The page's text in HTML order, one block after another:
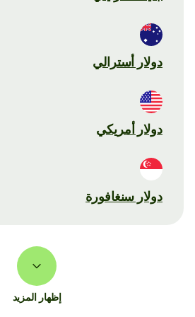
دولار أسترالي
دولار أمريكي
دولار سنغافورة
إظهار المزيد